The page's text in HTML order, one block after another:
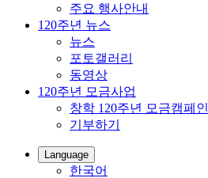
주요 행사안내
120주년 뉴스
뉴스
포토갤러리
동영상
120주년 모금사업
창학 120주년 모금캠페인
기부하기
Language
한국어